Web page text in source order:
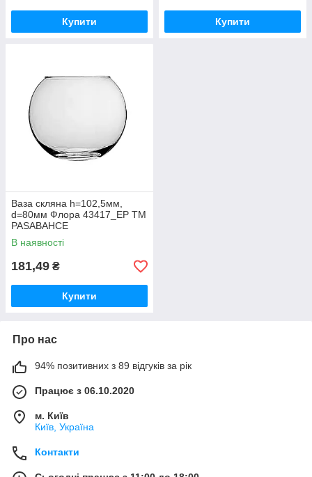
Купити Купити
Ваза скляна h=102,5мм,
d=80мм Флора 43417_EP ТМ
PASABAHCE
В наявності
181,49 ₴
Купити
Про нас
94% позитивних з 89 відгуків за рік
Працює з 06.10.2020
м. Київ
Київ, Україна
Контакти